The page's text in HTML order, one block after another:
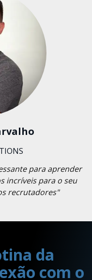
para aprender
incríveis para o seu
recrutadores"
da
com o